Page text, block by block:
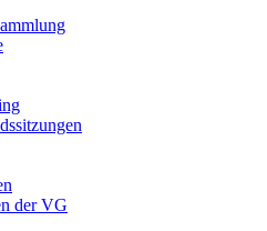
der VG